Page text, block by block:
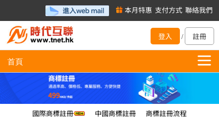
本月特惠 支付方式 聯絡我們
登入 / 註冊
首頁
國際商標註冊 中國商標註冊
商標註冊流程